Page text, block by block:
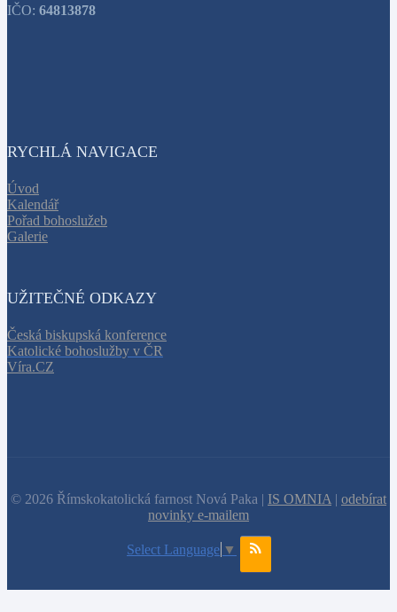
IČO: 64813878
RYCHLÁ NAVIGACE
Úvod
Kalendář
Pořad bohoslužeb
Galerie
UŽITEČNÉ ODKAZY
Česká biskupská konference
Katolické bohoslužby v ČR
Víra.CZ
© 2026 Římskokatolická farnost Nová Paka | IS OMNIA | odebírat
novinky e-mailem
Select Language ▼